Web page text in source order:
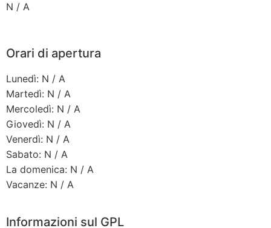
N / A
Orari di apertura
Lunedì: N / A
Martedì: N / A
Mercoledì: N / A
Giovedì: N / A
Venerdì: N / A
Sabato: N / A
La domenica: N / A
Vacanze: N / A
Informazioni sul GPL